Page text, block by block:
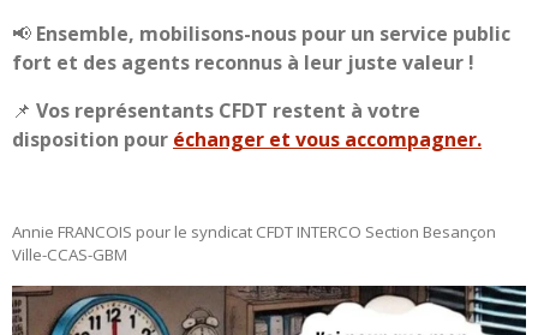
📢 Ensemble, mobilisons-nous pour un service public
fort et des agents reconnus à leur juste valeur !
📌 Vos représentants CFDT restent à votre
disposition pour échanger et vous accompagner.
Annie FRANCOIS pour le syndicat CFDT INTERCO Section Besançon
Ville-CCAS-GBM